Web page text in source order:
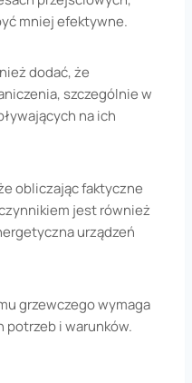
mniej efektywne.
dodać, że
szczególnie w
na ich
obliczając faktyczne
jest również
urządzeń
grzewczego wymaga
i warunków.